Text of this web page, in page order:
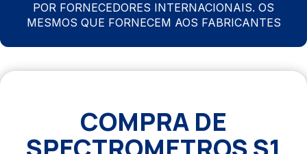
POR FORNECEDORES INTERNACIONAIS. OS
MESMOS QUE FORNECEM AOS FABRICANTES
COMPRA DE